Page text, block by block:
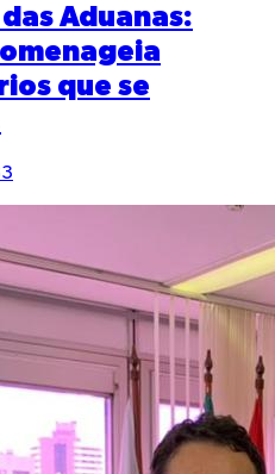
Aduanas:
que se